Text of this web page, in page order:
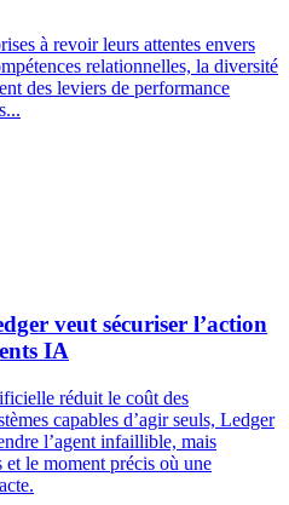
à revoir leurs attentes envers
relationnelles, la diversité
des leviers de performance
veut sécuriser l’action
IA
réduit le coût des
capables d’agir seuls, Ledger
l’agent infaillible, mais
et le moment précis où une